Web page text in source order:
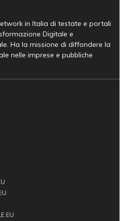
in Italia di testate e portali
Digitale e
Ha la missione di diffondere la
nelle imprese e pubbliche